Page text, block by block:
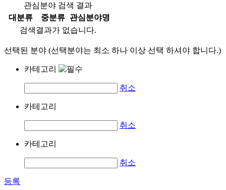
관심분야 검색 결과
대분류
중분류
관심분야명
검색결과가 없습니다.
선택된 분야 (선택분야는 최소 하나 이상 선택 하셔야 합니다.)
카테고리
취소
카테고리
취소
카테고리
취소
등록